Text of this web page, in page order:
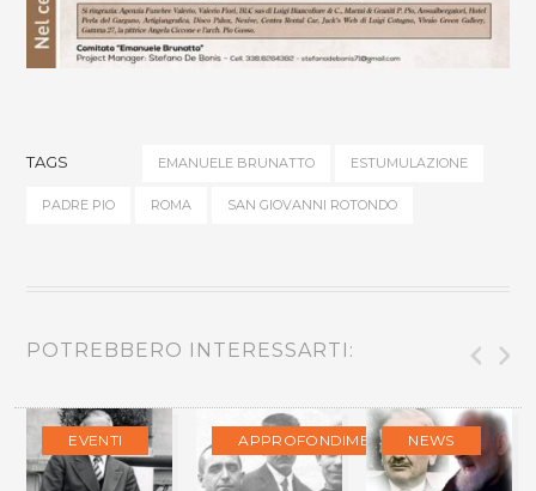
TAGS EMANUELE BRUNATTO ESTUMULAZIONE
PADRE PIO ROMA SAN GIOVANNI ROTONDO
POTREBBERO INTERESSARTI:
EVENTI APPROFONDIMENTI NEWS